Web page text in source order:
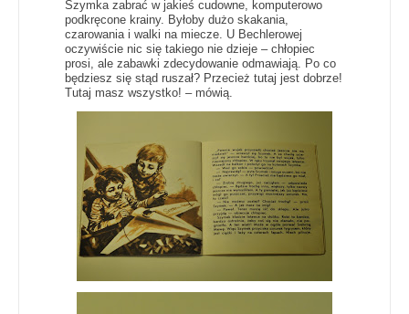
Szymka zabrać w jakieś cudowne, komputerowo
podkręcone krainy. Byłoby dużo skakania,
czarowania i walki na miecze. U Bechlerowej
oczywiście nic się takiego nie dzieje – chłopiec
prosi, ale zabawki zdecydowanie odmawiają. Po co
będziesz się stąd ruszał? Przecież tutaj jest dobrze!
Tutaj masz wszystko! – mówią.